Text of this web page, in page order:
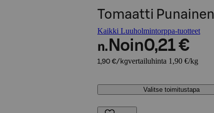
Tomaatti Punainen
Kaikki Luuholmintorppa-tuotteet
n. Noin0,21 €
1,90 €/kgvertailuhinta 1,90 €/kg
Valitse toimitustapa